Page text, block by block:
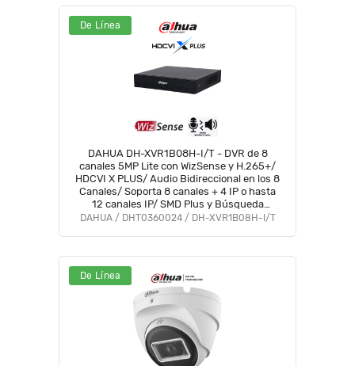
De Línea
DAHUA DH-XVR1B08H-I/T - DVR de 8
canales 5MP Lite con WizSense y H.265+/
HDCVI X PLUS/ Audio Bidireccional en los 8
Canales/ Soporta 8 canales + 4 IP o hasta
12 canales IP/ SMD Plus y Búsqueda
inteligente de Humanos y Vehículos/
DAHUA / DHT0360024 / DH-XVR1B08H-I/T
De Línea